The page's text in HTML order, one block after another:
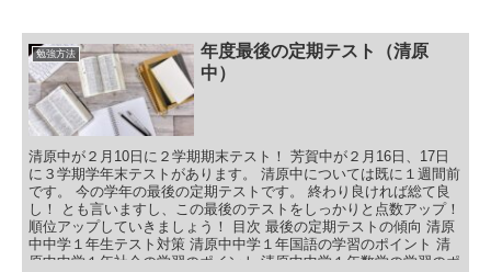
勉強方法
年度最後の定期テスト（清原
中）
清原中が２月10日に２学期期末テスト！ 芳賀中が２月16日、17日
に３学期学年末テストがあります。 清原中については既に１週間前
です。 今の学年の最後の定期テストです。 終わり良ければ総て良
し！ とも言いますし、この最後のテストをしっかりと点数アップ！
順位アップしていきましょう！ 目次 最後の定期テストの傾向 清原
中中学１年生テスト対策 清原中中学１年国語の学習のポイント 清
原中中学１年社会の学習のポイント 清原中中学１年数学の学習のポ